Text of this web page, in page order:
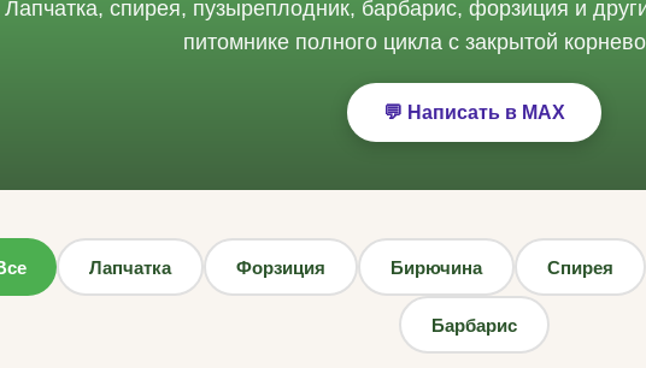
Лапчатка, спирея, пузыреплодник, барбарис, форзиция и
питомнике полного цикла с закрытой
💬 Написать в MAX
Лапчатка Форзиция Бирючина Спирея
Барбарис